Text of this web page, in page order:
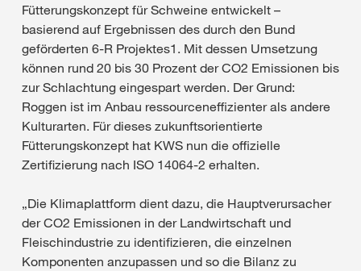
Fütterungskonzept für Schweine entwickelt –
basierend auf Ergebnissen des durch den Bund
geförderten 6-R Projektes1. Mit dessen Umsetzung
können rund 20 bis 30 Prozent der CO2 Emissionen bis
zur Schlachtung eingespart werden. Der Grund:
Roggen ist im Anbau ressourceneffizienter als andere
Kulturarten. Für dieses zukunftsorientierte
Fütterungskonzept hat KWS nun die offizielle
Zertifizierung nach ISO 14064-2 erhalten.
„Die Klimaplattform dient dazu, die Hauptverursacher
der CO2 Emissionen in der Landwirtschaft und
Fleischindustrie zu identifizieren, die einzelnen
Komponenten anzupassen und so die Bilanz zu